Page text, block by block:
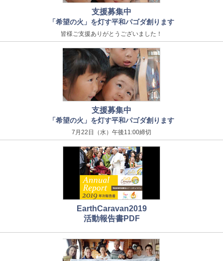
支援募集中
「希望の火」を灯す平和パゴダ創ります
皆様ご支援ありがとうございました！
支援募集中
「希望の火」を灯す平和パゴダ創ります
7月22日（水）午後11:00締切
EarthCaravan2019
活動報告書PDF